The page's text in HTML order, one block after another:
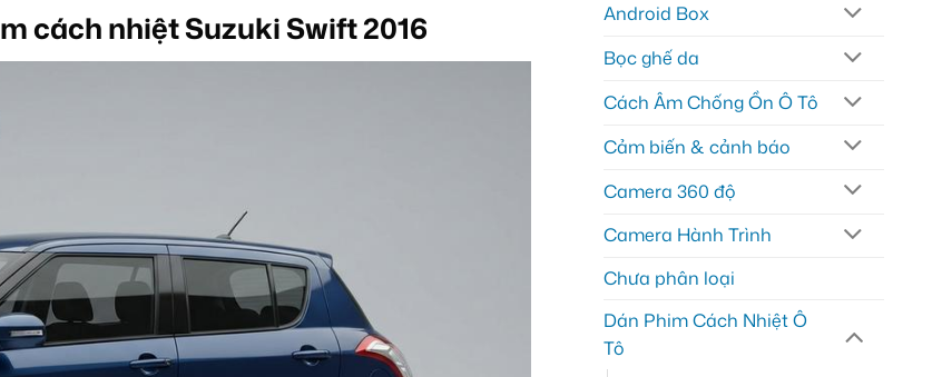
cách nhiệt Suzuki Swift 2016
Android Box
Bọc ghế da
Cách Âm Chống Ồn Ô Tô
Cảm biến & cảnh báo
Camera 360 độ
Camera Hành Trình
Chưa phân loại
Dán Phim Cách Nhiệt Ô
Tô